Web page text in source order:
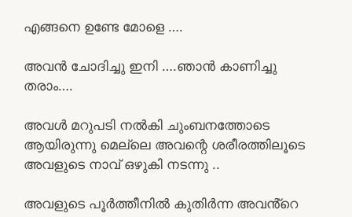
എങ്ങനെ ഉണ്ടേ മോളെ ….
അവൻ ചോദിച്ചു ഇനി ….ഞാൻ കാണിച്ചു
തരാം….
അവൾ മറുപടി നൽകി ചുംബനത്തോടെ
ആയിരുന്നു മെല്ലെ അവന്റെ ശരീരത്തിലൂടെ
അവളുടെ നാവ് ഒഴുകി നടന്നു ..
അവളുടെ പൂർത്തീനിൽ കുതിർന്ന അവൻ്റെ